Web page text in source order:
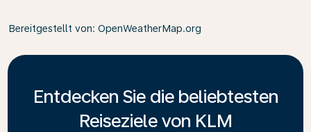
Bereitgestellt von: OpenWeatherMap.org
Entdecken Sie die beliebtesten
Reiseziele von KLM